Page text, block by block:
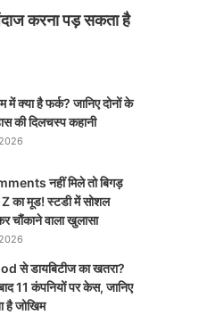
करना पड़ सकता है
क्या है फर्क? जानिए दोनों के
की दिलचस्प कहानी
नहीं मिले तो बिगड़
का मूड! स्टडी में सोशल
चौंकाने वाला खुलासा
से डायबिटीज का खतरा?
11 कंपनियों पर केस, जानिए
है जोखिम